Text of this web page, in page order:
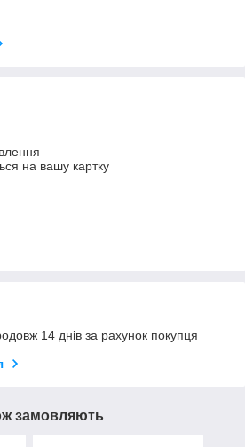
на вашу картку
14 днів за рахунок покупця
замовляють